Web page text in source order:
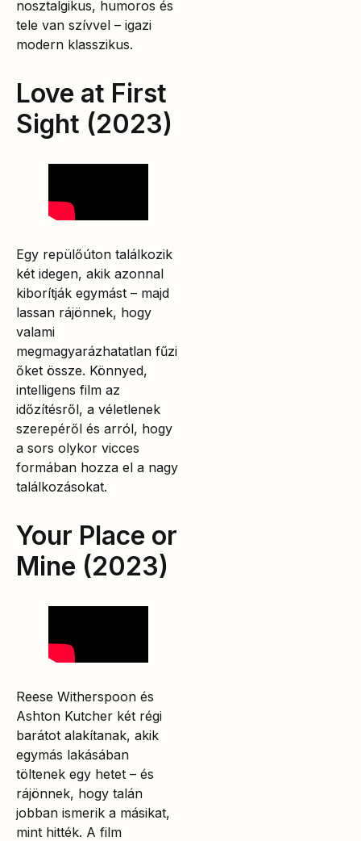
nosztalgikus, humoros és
tele van szívvel – igazi
modern klasszikus.
Love at First
Sight (2023)
Egy repülőúton találkozik
két idegen, akik azonnal
kiborítják egymást – majd
lassan rájönnek, hogy
valami
megmagyarázhatatlan fűzi
őket össze. Könnyed,
intelligens film az
időzítésről, a véletlenek
szerepéről és arról, hogy
a sors olykor vicces
formában hozza el a nagy
találkozásokat.
Your Place or
Mine (2023)
Reese Witherspoon és
Ashton Kutcher két régi
barátot alakítanak, akik
egymás lakásában
töltenek egy hetet – és
rájönnek, hogy talán
jobban ismerik a másikat,
mint hitték. A film